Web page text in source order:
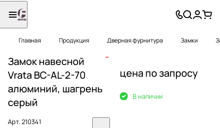
Главная Продукция Дверная фурнитура Замки
Замок навесной
Vrata BC-AL-2-70
алюминий, шагрень
серый
Арт.210341
цена по запросу
В наличии